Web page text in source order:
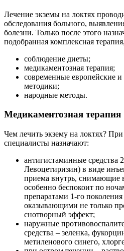
Лечение экземы на локтях
обследования больного,
болезни. Только после этого
подобранная комплексная
соблюдение диеты;
медикаментозная терапия;
современные европейские
методики;
народные методы.
Медикаментозная терапия
Чем лечить экзему на локтях?
специалисты назначают:
антигистаминные средства
Левоцетиризин) в виде
приема внутрь, снимающие
особенно беспокоит по
препаратами 1-го
оказывающими не только
снотворный эффект;
наружные
средства – зеленка,
метиленового синего,